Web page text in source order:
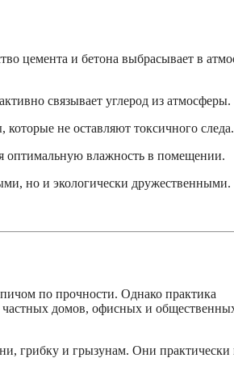
цемента и бетона выбрасывает в
связывает углерод из атмосферы.
не оставляют токсичного следа.
оптимальную влажность в помещении.
но и экологически дружественными.
по прочности. Однако практика
частных домов, офисных и
грибку и грызунам. Они практически